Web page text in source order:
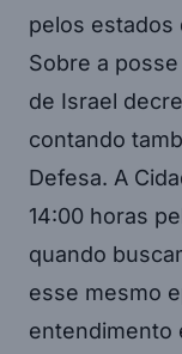
pelos estados
Sobre a
de Israel
contando
Defesa. A
14:00 horas
quando
esse mesmo
entendimento